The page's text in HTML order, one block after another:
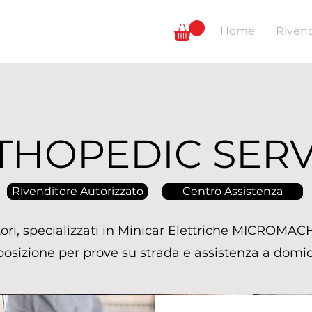
Home
Rivenditore Autorizzato Centro Assistenza
specializzati in Minicar Elettriche
per prove su strada e assistenza a